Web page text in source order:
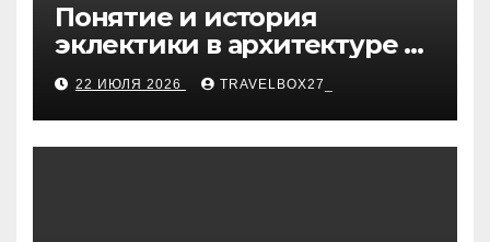
Понятие и история
эклектики в архитектуре и
дизайне интерьеров
22 ИЮЛЯ 2026 TRAVELBOX27_